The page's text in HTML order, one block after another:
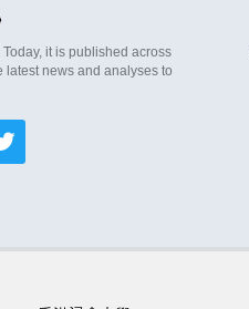
it is published across
latest news and analyses to